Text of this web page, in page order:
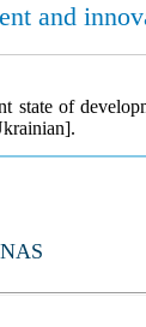
and
of